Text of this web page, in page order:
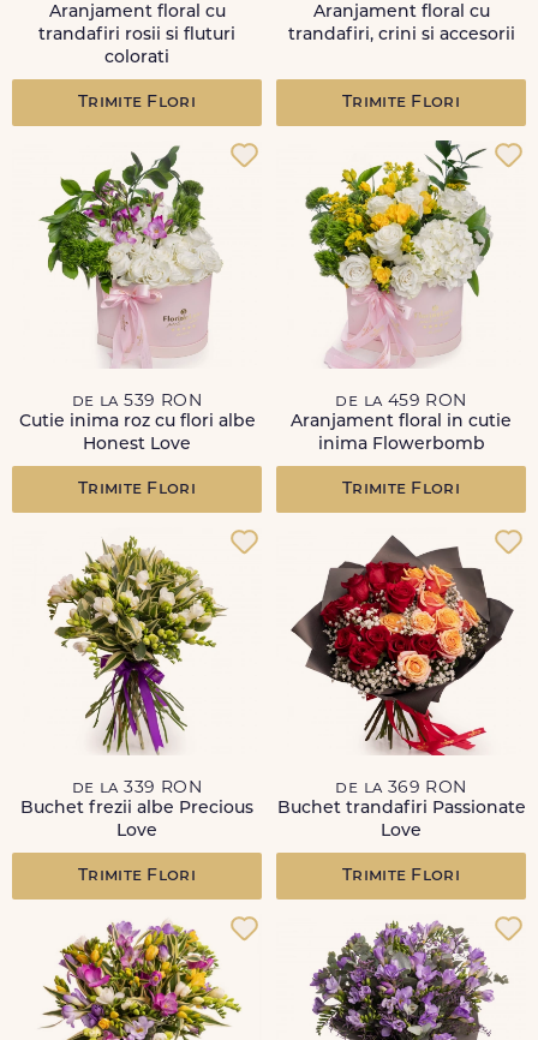
Aranjament floral cu
trandafiri rosii si fluturi
colorati
Trimite Flori
Aranjament floral cu
trandafiri, crini si accesorii
Trimite Flori
de la 539 RON
Cutie inima roz cu flori albe
Honest Love
Trimite Flori
de la 459 RON
Aranjament floral in cutie
inima Flowerbomb
Trimite Flori
de la 339 RON
Buchet frezii albe Precious
Love
Trimite Flori
de la 369 RON
Buchet trandafiri Passionate
Love
Trimite Flori